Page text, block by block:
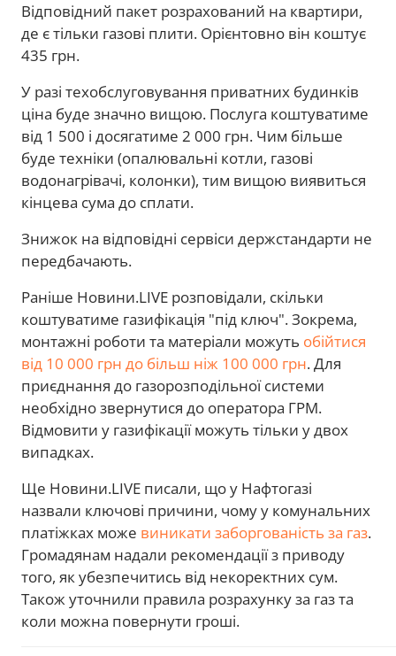
Відповідний пакет розрахований на квартири,
де є тільки газові плити. Орієнтовно він коштує
435 грн.
У разі техобслуговування приватних будинків
ціна буде значно вищою. Послуга коштуватиме
від 1 500 і досягатиме 2 000 грн. Чим більше
буде техніки (опалювальні котли, газові
водонагрівачі, колонки), тим вищою виявиться
кінцева сума до сплати.
Знижок на відповідні сервіси держстандарти не
передбачають.
Раніше Новини.LIVE розповідали, скільки
коштуватиме газифікація "під ключ". Зокрема,
монтажні роботи та матеріали можуть обійтися
від 10 000 грн до більш ніж 100 000 грн. Для
приєднання до газорозподільної системи
необхідно звернутися до оператора ГРМ.
Відмовити у газифікації можуть тільки у двох
випадках.
Ще Новини.LIVE писали, що у Нафтогазі
назвали ключові причини, чому у комунальних
платіжках може виникати заборгованість за газ.
Громадянам надали рекомендації з приводу
того, як убезпечитись від некоректних сум.
Також уточнили правила розрахунку за газ та
коли можна повернути гроші.